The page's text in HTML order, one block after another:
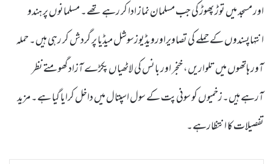
اور مسجد میں توڑ پھوڑ کی جب مسلمان نماز ادا کر رہے تھے۔ مسلمانوں پر ہندو
انتہاپسندوں کے حملے کی تصاویراورویڈیوزسوشل میڈیا پر گردش کر رہی ہیں۔ حملہ
آور ہاتھوں میں تلواریں، خنجر اور بانس کی لاٹھیاں پکڑے آزاد گھومتے نظر
آرہے ہیں۔زخمیوں کو سونی پت کے سول اسپتال میں داخل کرایا گیا ہے۔ مزید
تفصیلات کا انتظارہے۔